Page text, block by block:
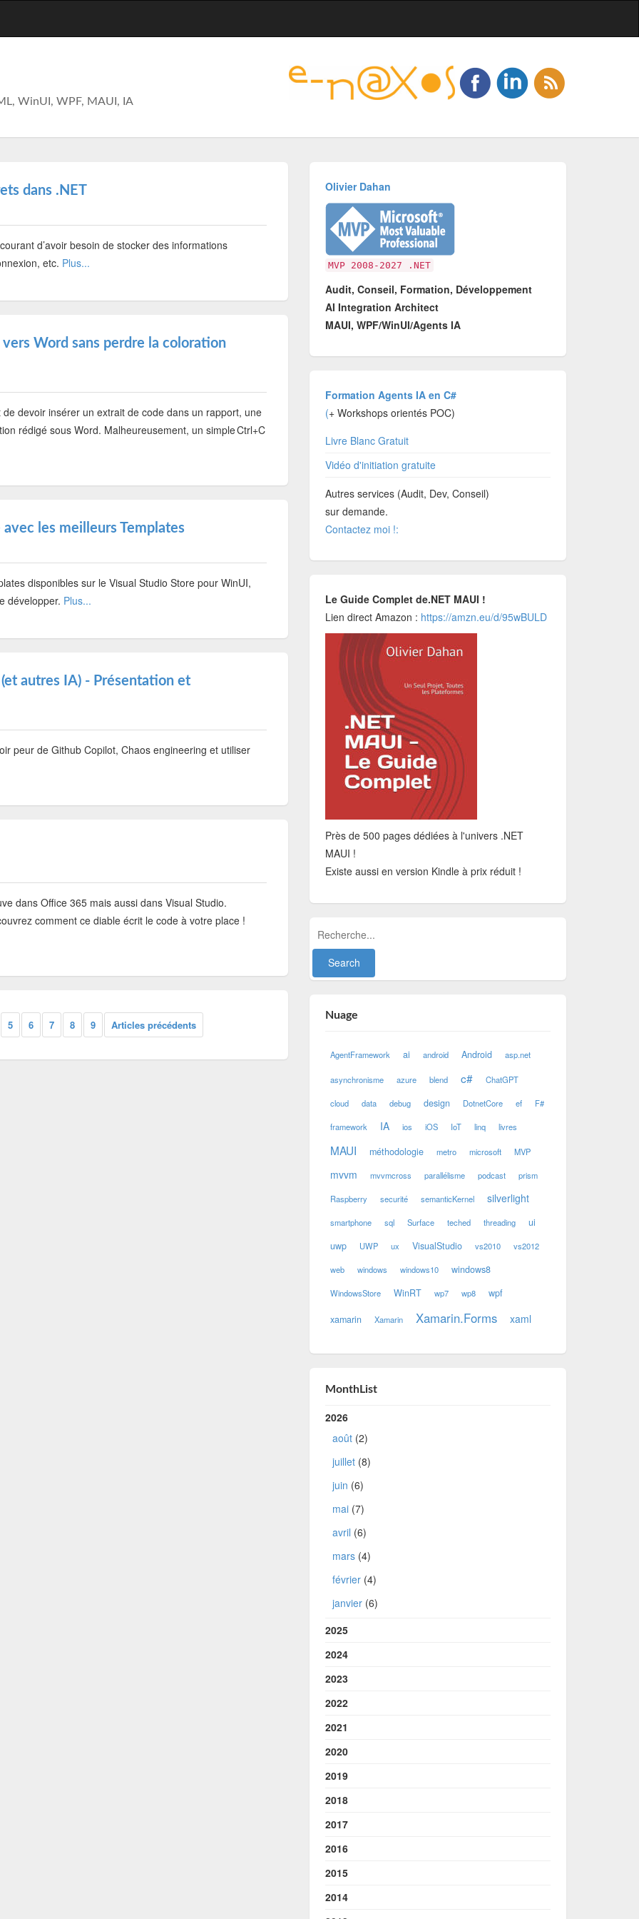
WinUI, WPF, MAUI, IA
dans .NET
d’avoir besoin de stocker des informations
etc. Plus...
Word sans perdre la coloration
devoir insérer un extrait de code dans un rapport, une
rédigé sous Word. Malheureusement, un simple Ctrl+C
les meilleurs Templates
disponibles sur le Visual Studio Store pour WinUI,
développer. Plus...
autres IA) - Présentation et
peur de Github Copilot, Chaos engineering et utiliser
dans Office 365 mais aussi dans Visual Studio.
comment ce diable écrit le code à votre place !
5 6 7 8 9 Articles précédents
Olivier Dahan
MVP 2008-2027 .NET
Audit, Conseil, Formation, Développement
AI Integration Architect
MAUI, WPF/WinUI/Agents IA
Formation Agents IA en C#
(+ Workshops orientés POC)
Livre Blanc Gratuit
Vidéo d'initiation gratuite
Autres services (Audit, Dev, Conseil)
sur demande.
Contactez moi !:
Le Guide Complet de.NET MAUI !
Lien direct Amazon : https://amzn.eu/d/95wBULD
Près de 500 pages dédiées à l'univers .NET
MAUI !
Existe aussi en version Kindle à prix réduit !
Nuage
AgentFramework ai android Android asp.net
asynchronisme azure blend c# ChatGPT
cloud data debug design DotnetCore ef F#
framework IA ios iOS IoT linq livres
MAUI méthodologie metro microsoft MVP
mvvm mvvmcross parallélisme podcast prism
Raspberry securité semanticKernel silverlight
smartphone sql Surface teched threading
ui
uwp
UWP ux VisualStudio vs2010 vs2012
web windows windows10 windows8
WindowsStore WinRT wp7 wp8 wpf
xamarin Xamarin Xamarin.Forms xaml
MonthList
2026
août(2)
juillet(8)
juin (6)
mai(7)
avril (6)
mars(4)
février(4)
janvier(6)
2025
2024
2023
2022
2021
2020
2019
2018
2017
2016
2015
2014